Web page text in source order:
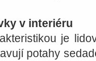
v interiéru
je
potahy